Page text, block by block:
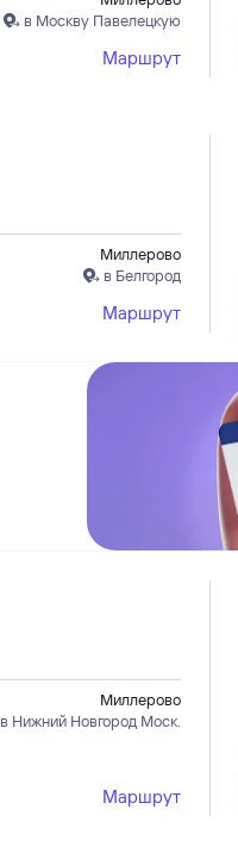
в Москву Павелецкую
Маршрут
Миллерово
в Белгород
Маршрут
Миллерово
в Нижний Новгород Моск.
Маршрут